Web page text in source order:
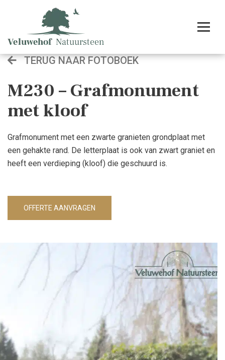
TERUG NAAR FOTOBOEK
M230 – Grafmonument
met kloof
Grafmonument met een zwarte granieten grondplaat met
een gehakte rand. De letterplaat is ook van zwart graniet en
heeft een verdieping (kloof) die geschuurd is.
OFFERTE AANVRAGEN